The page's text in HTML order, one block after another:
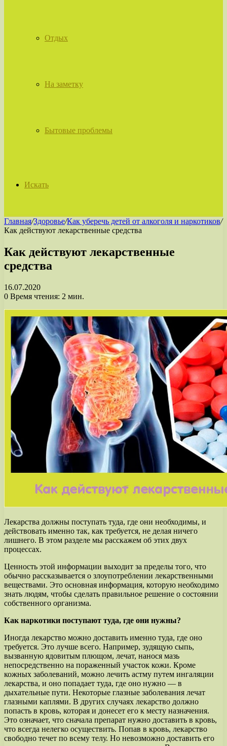
Отдых
На заметку
Бытовые проблемы
Искать
Главная/Здоровье/Как уберечь детей от алкоголя и наркотиков/
Как действуют лекарственные средства
Как действуют лекарственные
средства
16.07.2020
0 Время чтения: 2 мин.
Лекарства должны поступать туда, где они необходимы, и
действовать именно так, как требуется, не делая ничего
лишнего. В этом разделе мы расскажем об этих двух
процессах.
Ценность этой информации выходит за пределы того, что
обычно рассказывается о злоупотреблении лекарственными
веществами. Это основная информация, которую необходимо
знать людям, чтобы сделать правильное решение о состоянии
собственного организма.
Как наркотики поступают туда, где они нужны?
Иногда лекарство можно доставить именно туда, где оно
требуется. Это лучше всего. Например, зудящую сыпь,
вызванную ядовитым плющом, лечат, нанося мазь
непосредственно на пораженный участок кожи. Кроме
кожных заболеваний, можно лечить астму путем ингаляции
лекарства, и оно попадает туда, где оно нужно — в
дыхательные пути. Некоторые глазные заболевания лечат
глазными каплями. В других случаях лекарство должно
попасть в кровь, которая и донесет его к месту назначения.
Это означает, что сначала препарат нужно доставить в кровь,
что всегда нелегко осуществить. Попав в кровь, лекарство
свободно течет по всему телу. Но невозможно доставить его